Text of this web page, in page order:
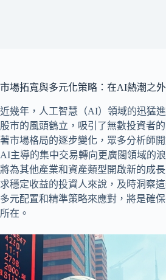
市場拓寬與多元化策略：在AI熱潮之
近幾年，人工智慧（AI）領域的迅猛
股市的風頭鶴立，吸引了無數投資者
著市場格局的逐步變化，眾多分析師
AI主導的集中交易轉向更廣闊領域的
將為其他產業和資產類型開啟新的成
求穩定收益的投資人來說，及時洞察
多元配置和精準策略來應對，將是確
所在。